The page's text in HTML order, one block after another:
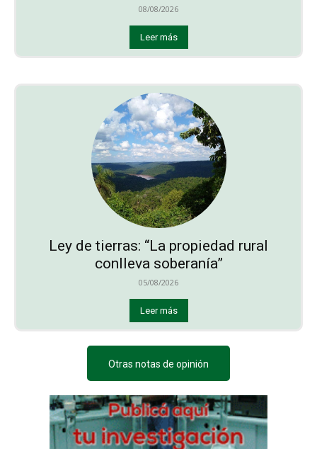
08/08/2026
Leer más
Ley de tierras: “La propiedad rural
conlleva soberanía”
05/08/2026
Leer más
Otras notas de opinión